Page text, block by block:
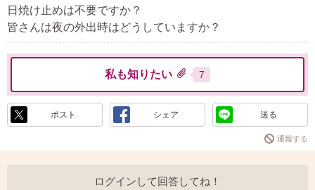
日焼け止めは不要ですか？
皆さんは夜の外出時はどうしていますか？
私も知りたい 7
ポスト シェア 送る
通報する
ログインして回答してね！